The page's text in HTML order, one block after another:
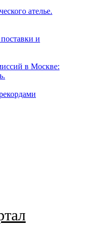
ателье.
и
в Москве: